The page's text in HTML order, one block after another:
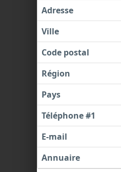
Adresse
Ville
Code postal
Région
Pays
Téléphone #1
E-mail
Annuaire